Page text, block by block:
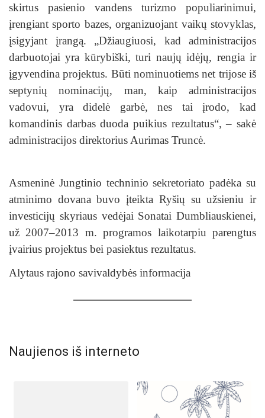
skirtus pasienio vandens turizmo populiarinimui,
įrengiant sporto bazes, organizuojant vaikų stovyklas,
įsigyjant įrangą. „Džiaugiuosi, kad administracijos
darbuotojai yra kūrybiški, turi naujų idėjų, rengia ir
įgyvendina projektus. Būti nominuotiems net trijose iš
septynių nominacijų, man, kaip administracijos
vadovui, yra didelė garbė, nes tai įrodo, kad
komandinis darbas duoda puikius rezultatus“, – sakė
administracijos direktorius Aurimas Truncė.
Asmeninė Jungtinio techninio sekretoriato padėka su
atminimo dovana buvo įteikta Ryšių su užsieniu ir
investicijų skyriaus vedėjai Sonatai Dumbliauskienei,
už 2007–2013 m. programos laikotarpiu parengtus
įvairius projektus bei pasiektus rezultatus.
Alytaus rajono savivaldybės informacija
Naujienos iš interneto